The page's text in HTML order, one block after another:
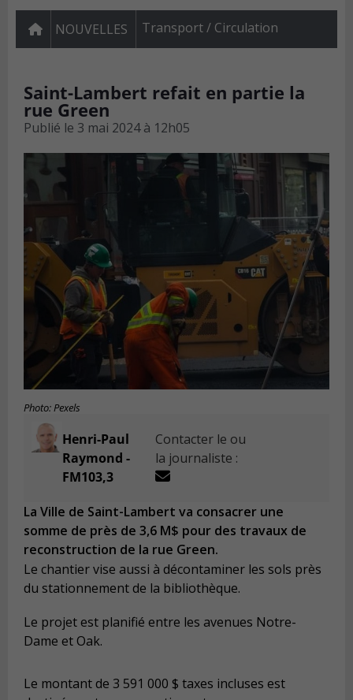
NOUVELLES Transport / Circulation
Saint-Lambert refait en partie la
rue Green
Publié le 3 mai 2024 à 12h05
Photo: Pexels
Henri-Paul
Raymond -
FM103,3
Contacter le ou
la journaliste :
La Ville de Saint-Lambert va consacrer une
somme de près de 3,6 M$ pour des travaux de
reconstruction de la rue Green.
Le chantier vise aussi à décontaminer les sols près
du stationnement de la bibliothèque.
Le projet est planifié entre les avenues Notre-
Dame et Oak.
Le montant de 3 591 000 $ taxes incluses est